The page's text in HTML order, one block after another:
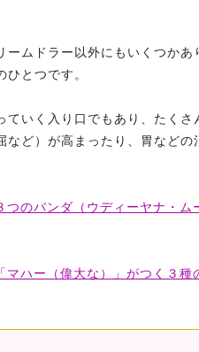
ムドラー以外にもいくつかあ
とつです。
いく入り口でもあり、たくさ
ど）が高まったり、胃などの
のバンダ（ウディーヤナ・ム
ハー（偉大な）」がつく３種